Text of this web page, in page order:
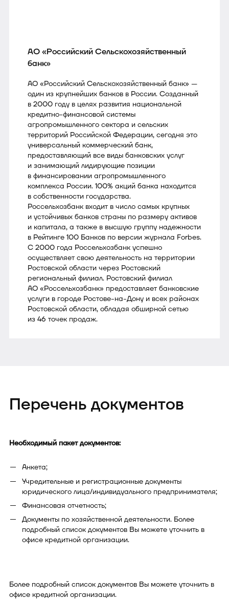
АО «Российский Сельскохозяйственный
банк»
АО «Российский Сельскохозяйственный банк» —
один из крупнейших банков в России. Созданный
в 2000 году в целях развития национальной
кредитно-финансовой системы
агропромышленного сектора и сельских
территорий Российской Федерации, сегодня это
универсальный коммерческий банк,
предоставляющий все виды банковских услуг
и занимающий лидирующие позиции
в финансировании агропромышленного
комплекса России. 100% акций банка находится
в собственности государства.
Россельхозбанк входит в число самых крупных
и устойчивых банков страны по размеру активов
и капитала, а также в высшую группу надежности
в Рейтинге 100 Банков по версии журнала Forbes.
С 2000 года Россельхозбанк успешно
осуществляет свою деятельность на территории
Ростовской области через Ростовский
региональный филиал. Ростовский филиал
АО «Россельхозбанк» предоставляет банковские
услуги в городе Ростове-на-Дону и всех районах
Ростовской области, обладая обширной сетью
из 46 точек продаж.
Перечень документов
Необходимый пакет документов:
Анкета;
Учредительные и регистрационные документы
юридического лица/индивидуального предпринимателя;
Финансовая отчетность;
Документы по хозяйственной деятельности. Более
подробный список документов Вы можете уточнить в
офисе кредитной организации.
Более подробный список документов Вы можете уточнить в
офисе кредитной организации.